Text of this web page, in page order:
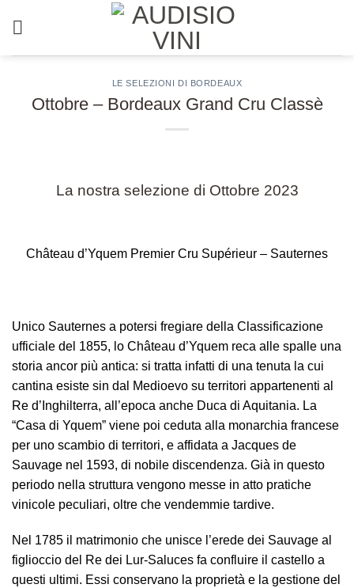
LE SELEZIONI DI BORDEAUX
Ottobre – Bordeaux Grand Cru Classè
La nostra selezione di Ottobre 2023
Château d’Yquem Premier Cru Supérieur – Sauternes
Unico Sauternes a potersi fregiare della Classificazione
ufficiale del 1855, lo Château d’Yquem reca alle spalle una
storia ancor più antica: si tratta infatti di una tenuta la cui
cantina esiste sin dal Medioevo su territori appartenenti al
Re d’Inghilterra, all’epoca anche Duca di Aquitania. La
“Casa di Yquem” viene poi ceduta alla monarchia francese
per uno scambio di territori, e affidata a Jacques de
Sauvage nel 1593, di nobile discendenza. Già in questo
periodo nella struttura vengono messe in atto pratiche
vinicole peculiari, oltre che vendemmie tardive.
Nel 1785 il matrimonio che unisce l’erede dei Sauvage al
figlioccio del Re dei Lur-Saluces fa confluire il castello a
questi ultimi. Essi conservano la proprietà e la gestione del